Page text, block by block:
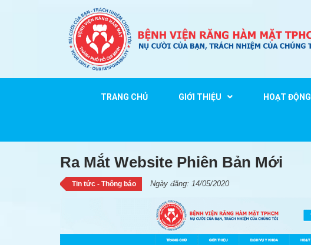
TRANG CHỦ GIỚI THIỆU HOẠT ĐỘNG
Ra Mắt Website Phiên Bản Mới
Tin tức - Thông báo Ngày đăng: 14/05/2020